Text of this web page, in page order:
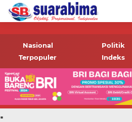
-->
informasi terbaru tentang
Bima dan daerah sekitar
Nasional Politik
Terpopuler
Indeks
.